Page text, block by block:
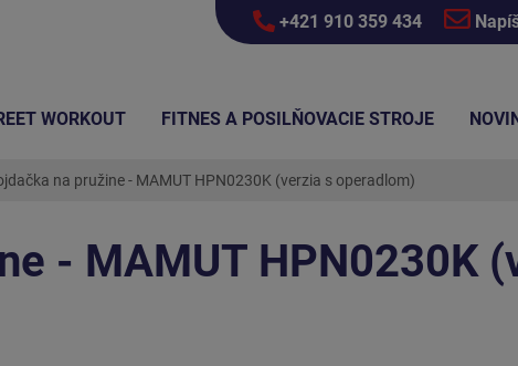
+421 910 359 434
na pružine - MAMUT HPN0230K (verzia s operadlom)
- MAMUT HPN0230K
WORKOUT FITNES A POSILŇOVACIE STROJE